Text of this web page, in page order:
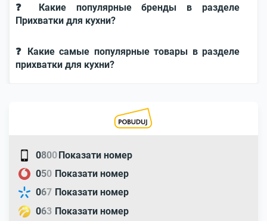
❓ Какие популярные бренды в разделе
Прихватки для кухни?
❓ Какие самые популярные товары в разделе
прихватки для кухни?
0800Показати номер
050 Показати номер
067 Показати номер
063 Показати номер